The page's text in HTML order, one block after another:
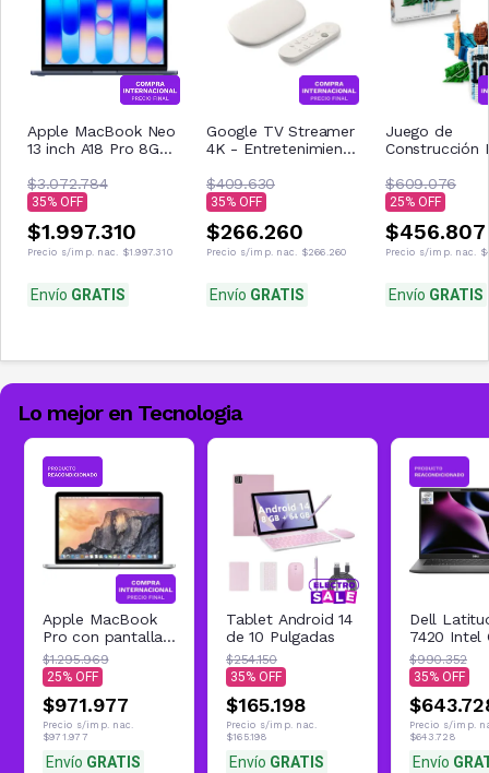
Apple MacBook Neo
13 inch A18 Pro 8GB
$3.072.784
35
$1.997.310
Precio s/imp. nac. $1.997.310
Envío GRATIS
Google TV Streamer
4K - Entretenimiento
$409.630
35
$266.260
Precio s/imp. nac. $266.260
Envío GRATIS
Juego de
Construcción
43018
$609.076
25
$456.807
Precio s/imp. nac.
Envío GRATIS
Lo mejor en Tecnologia
Apple MacBook
Pro con pantalla
Retina Intel Core
$1.295.969
25
$971.977
Precio s/imp. nac.
$971.977
Envío GRATIS
Tablet Android 14
de 10 Pulgadas
$254.150
35
$165.198
Precio s/imp. nac.
$165.198
Envío GRATIS
Dell
7420 Intel
8GB
14
$990.352
35
Precio s/imp.
$643.728
Envío